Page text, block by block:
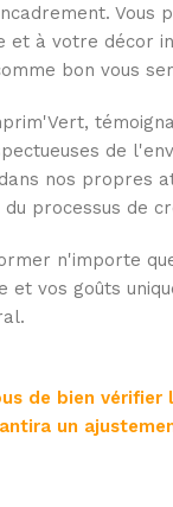
Vous
à votre décor
bon vous
de
nos propres
processus de
n'importe
vos goûts
de bien
un